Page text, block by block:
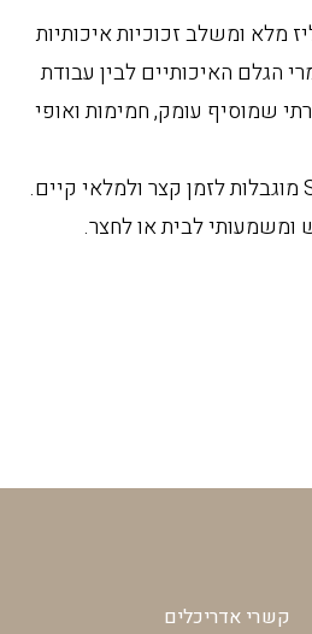
מלא ומשלב זכוכיות איכותיות
הגלם האיכותיים לבין עבודת
שמוסיף עומק, חמימות ואופי
ההנחות בקטגוריית SALE מוגבלות לזמן קצר ולמלאי קיים.
ומשמעותי לבית או לחצר.
קשרי אדריכלים